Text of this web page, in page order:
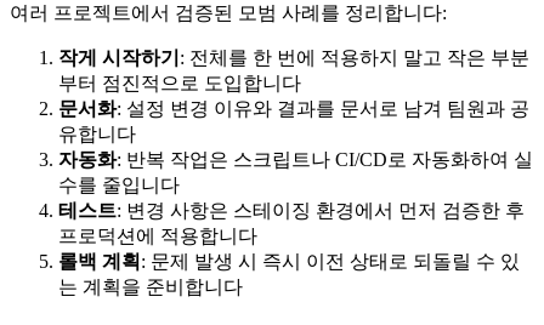
여러 프로젝트에서 검증된 모범 사례를 정리합니다:
작게 시작하기 : 전체를 한 번에 적용하지 말고 작은 부분
부터 점진적으로 도입합니다
문서화: 설정 변경 이유와 결과를 문서로 남겨 팀원과 공
유합니다
자동화: 반복 작업은 스크립트나 CI/CD로 자동화하여 실
수를 줄입니다
테스트: 변경 사항은 스테이징 환경에서 먼저 검증한 후
프로덕션에 적용합니다
롤백 계획 : 문제 발생 시 즉시 이전 상태로 되돌릴 수 있
는 계획을 준비합니다